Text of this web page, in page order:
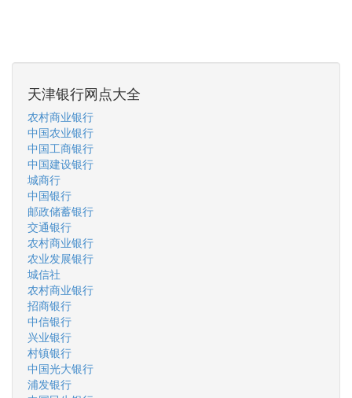
天津银行网点大全
农村商业银行
中国农业银行
中国工商银行
中国建设银行
城商行
中国银行
邮政储蓄银行
交通银行
农村商业银行
农业发展银行
城信社
农村商业银行
招商银行
中信银行
兴业银行
村镇银行
中国光大银行
浦发银行